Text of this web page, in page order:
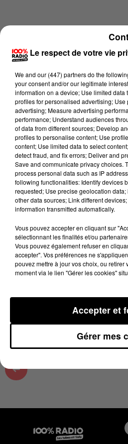
Lecture (1 min 14 sec)
100%
L'agenda du Pays catalans
30 juin 2026 - 1 min 14 sec
L'AGENDA DU PAYS
À 06H47
L'agenda du Pays catalan
Le respect de votre vie
We and our (447) partnersdo the
your consent and/or our legitimate
information on a device; Use limited data
profiles for personalised advertising;
advertising; Measure advertising
performance; Understand audiences
of data from different sources; Develop
profiles to personalise content; Use
content; Use limited data to select
detect fraud, and fix errors; Deliver and
Save and communicate privacy choices.
process personal data such as IP
following functionalities: Identify devices
requested; Use precise geolocation
other data sources; Link different
information transmitted automatically.
Vous pouvez accepter en cliquant sur
sélectionnant les finalités et/ou
Vous pouvez également refuser en
accepter". Vos préférences ne
pouvez mettre à jour vos choix, ou retirer
moment via le lien "Gérer les cookies"
Gérer mes
Accepter et